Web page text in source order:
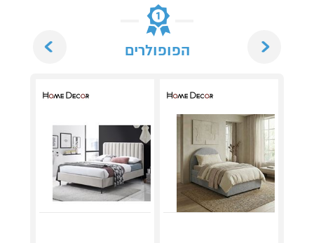
הפופולרים